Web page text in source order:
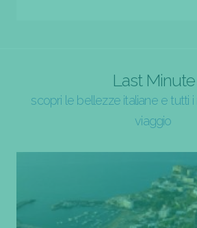
Last Minute
scopri le bellezze italiane e tutti i
viaggio